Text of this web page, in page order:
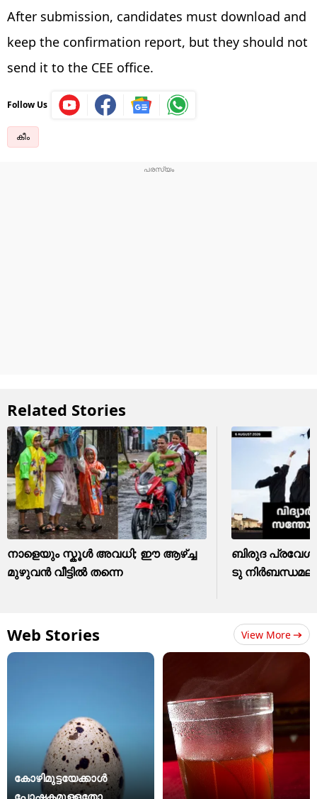
After submission, candidates must download and
keep the confirmation report, but they should not
send it to the CEE office.
Follow Us
കീം
Related Stories
നാളെയും സ്കൂൾ അവധി; ഈ ആഴ്ച്ച
മുഴുവൻ വീട്ടിൽ തന്നെ
ബിരുദ
ടു
Web Stories View More
കോഴിമുട്ടയേക്കാൾ
പോഷകമുള്ളതോ